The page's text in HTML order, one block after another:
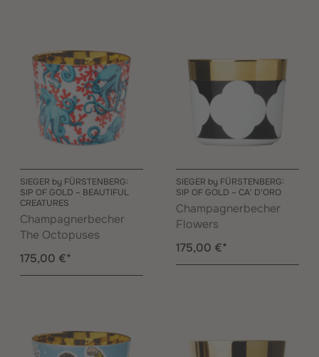
SIEGER by FÜRSTENBERG:
SIP OF GOLD – BEAUTIFUL
CREATURES
Champagnerbecher
The Octopuses
175,00 €*
SIEGER by FÜRSTENBERG:
SIP OF GOLD – CA' D'ORO
Champagnerbecher
Flowers
175,00 €*